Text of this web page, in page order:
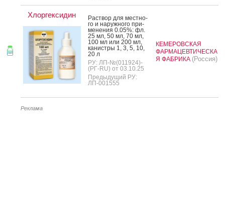
Хлоргексидин
Рас­твор для мес­тно­
го и на­руж­но­го при­
мене­ния 0.05%: фл.
25 мл, 50 мл, 70 мл,
100 мл или 200 мл,
ка­нис­тры 1, 3, 5, 10,
20 л
РУ: ЛП-№(011924)-
(РГ-RU) от 03.10.25
Предыдущий РУ:
ЛП-001555
КЕМЕРОВСКАЯ
ФАРМАЦЕВТИЧЕСКА
Я ФАБРИКА (Россия)
Реклама